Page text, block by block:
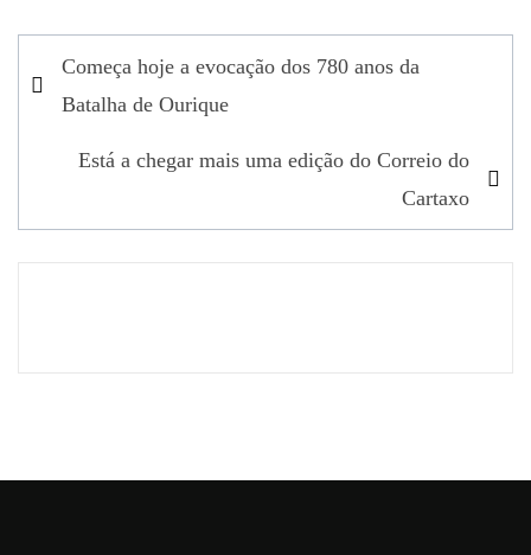
Navegação
de
Começa hoje a evocação dos 780 anos da
Batalha de Ourique
Está a chegar mais uma edição do Correio do
Cartaxo